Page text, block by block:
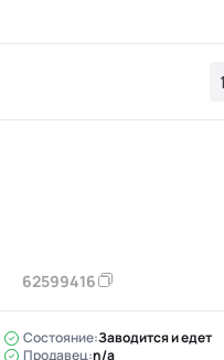
62599416
Состояние:Заводится и едет
Продавец:n/a